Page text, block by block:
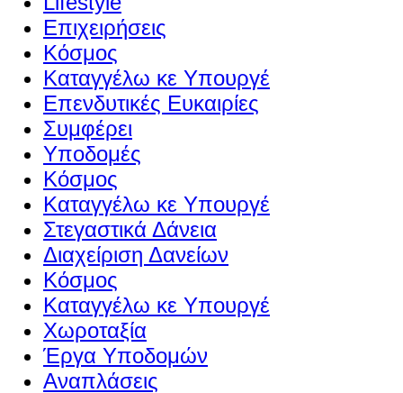
Επιχειρήσεις
Κόσμος
Καταγγέλω κε Υπουργέ
Επενδυτικές Ευκαιρίες
Συμφέρει
Υποδομές
Κόσμος
Καταγγέλω κε Υπουργέ
Στεγαστικά Δάνεια
Διαχείριση Δανείων
Κόσμος
Καταγγέλω κε Υπουργέ
Χωροταξία
Έργα Υποδομών
Αναπλάσεις